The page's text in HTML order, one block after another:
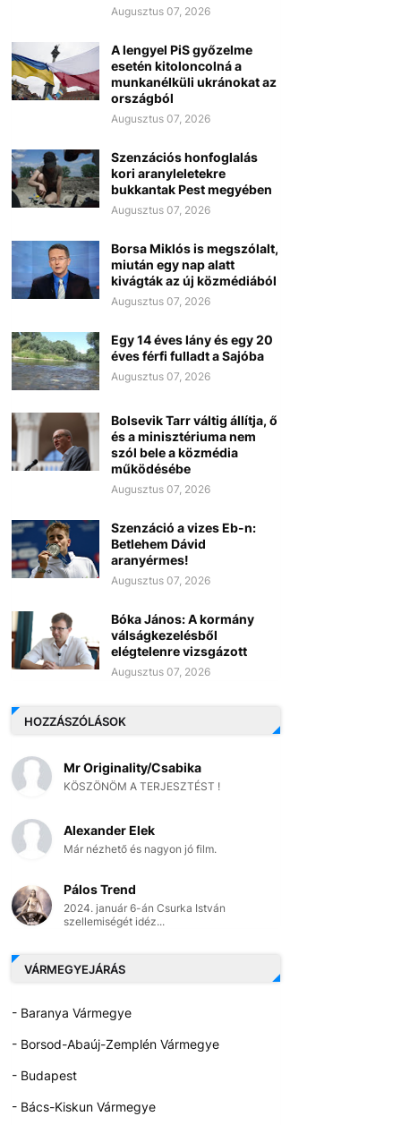
Augusztus 07, 2026
A lengyel PiS győzelme
esetén kitoloncolná a
munkanélküli ukránokat az
országból
Augusztus 07, 2026
Szenzációs honfoglalás
kori aranyleletekre
bukkantak Pest megyében
Augusztus 07, 2026
Borsa Miklós is megszólalt,
miután egy nap alatt
kivágták az új közmédiából
Augusztus 07, 2026
Egy 14 éves lány és egy 20
éves férfi fulladt a Sajóba
Augusztus 07, 2026
Bolsevik Tarr váltig állítja, ő
és a minisztériuma nem
szól bele a közmédia
működésébe
Augusztus 07, 2026
Szenzáció a vizes Eb-n:
Betlehem Dávid
aranyérmes!
Augusztus 07, 2026
Bóka János: A kormány
válságkezelésből
elégtelenre vizsgázott
Augusztus 07, 2026
HOZZÁSZÓLÁSOK
Mr Originality/Csabika
KÖSZÖNÖM A TERJESZTÉST !
Alexander Elek
Már nézhető és nagyon jó film.
Pálos Trend
2024. január 6-án Csurka István
szellemiségét idéz...
VÁRMEGYEJÁRÁS
- Baranya Vármegye
- Borsod-Abaúj-Zemplén Vármegye
- Budapest
- Bács-Kiskun Vármegye